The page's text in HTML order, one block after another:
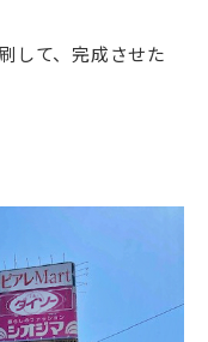
して、完成させた